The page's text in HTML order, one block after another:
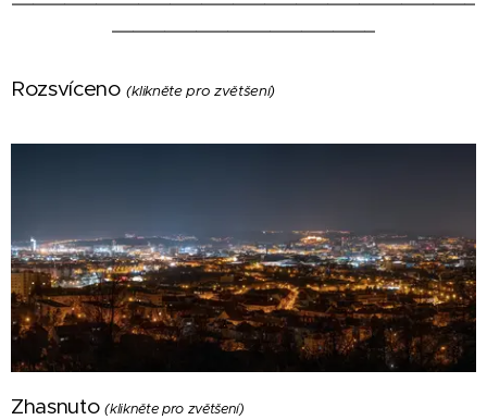
Rozsvíceno(klikněte pro zvětšení)
Zhasnuto (klikněte pro zvětšení)